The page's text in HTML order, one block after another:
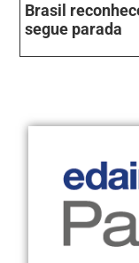
Brasil
segue parada